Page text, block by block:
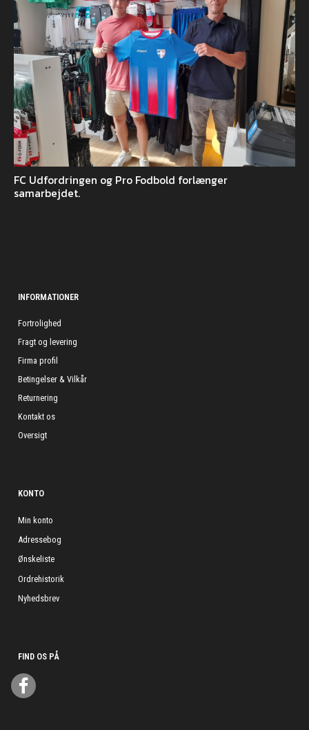
FC Udfordringen og Pro Fodbold forlænger
samarbejdet.
INFORMATIONER
Fortrolighed
Fragt og levering
Firma profil
Betingelser & Vilkår
Returnering
Kontakt os
Oversigt
KONTO
Min konto
Adressebog
Ønskeliste
Ordrehistorik
Nyhedsbrev
FIND OS PÅ